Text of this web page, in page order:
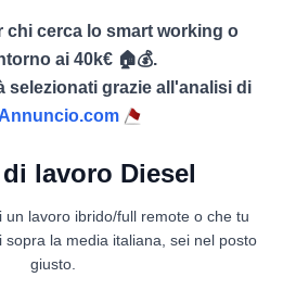
chi cerca lo smart working o
ai 40k€ 🏠💰.
selezionati grazie all'analisi di
lavoro Diesel
un lavoro ibrido/full remote o che tu
sopra la media italiana, sei nel posto
giusto.